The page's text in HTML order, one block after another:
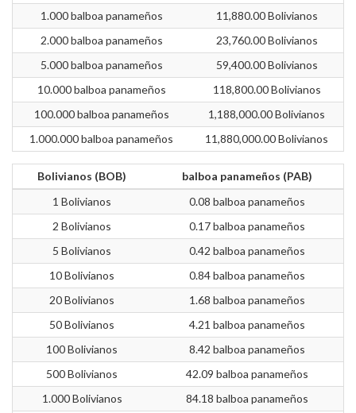
1.000 balboa panameños
11,880.00 Bolivianos
2.000 balboa panameños
23,760.00 Bolivianos
5.000 balboa panameños
59,400.00 Bolivianos
10.000 balboa panameños
118,800.00 Bolivianos
100.000 balboa panameños
1,188,000.00 Bolivianos
1.000.000 balboa panameños
11,880,000.00 Bolivianos
Bolivianos (BOB)
balboa panameños (PAB)
1 Bolivianos
0.08 balboa panameños
2 Bolivianos
0.17 balboa panameños
5 Bolivianos
0.42 balboa panameños
10 Bolivianos
0.84 balboa panameños
20 Bolivianos
1.68 balboa panameños
50 Bolivianos
4.21 balboa panameños
100 Bolivianos
8.42 balboa panameños
500 Bolivianos
42.09 balboa panameños
1.000 Bolivianos
84.18 balboa panameños